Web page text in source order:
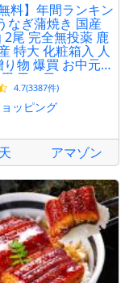
料】年間ランキン
なぎ蒲焼き 国産
2尾 完全無投薬 鹿
特大 化粧箱入 人
り物 爆買 お中元
丑の日
4.7(3387件)
ッピング
アマゾン